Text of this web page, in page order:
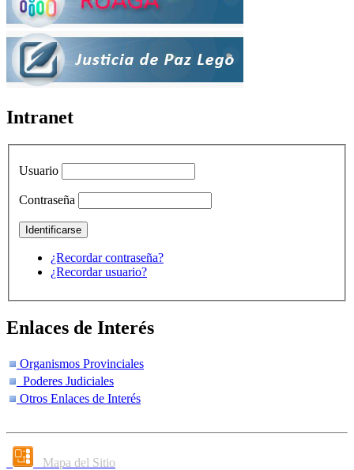
Intranet
Usuario
Contraseña
¿Recordar contraseña?
¿Recordar usuario?
Enlaces de Interés
Organismos Provinciales
Poderes Judiciales
Otros Enlaces de Interés
Mapa del Sitio